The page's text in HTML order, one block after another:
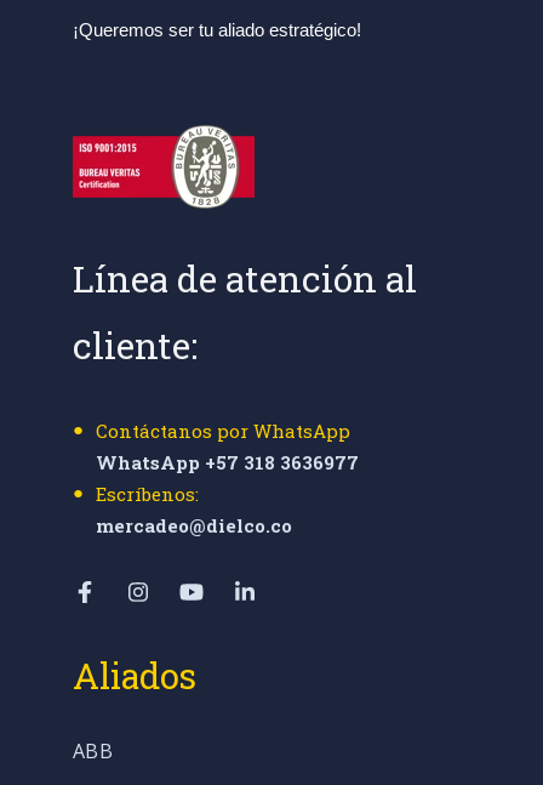
¡Queremos ser tu aliado estratégico!
Línea de atención al
cliente:
Contáctanos por WhatsApp
WhatsApp +57 318 3636977
Escríbenos:
mercadeo@dielco.co
Aliados
ABB